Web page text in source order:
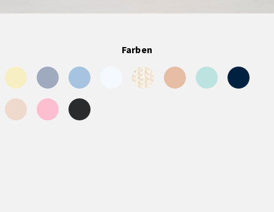
Farben